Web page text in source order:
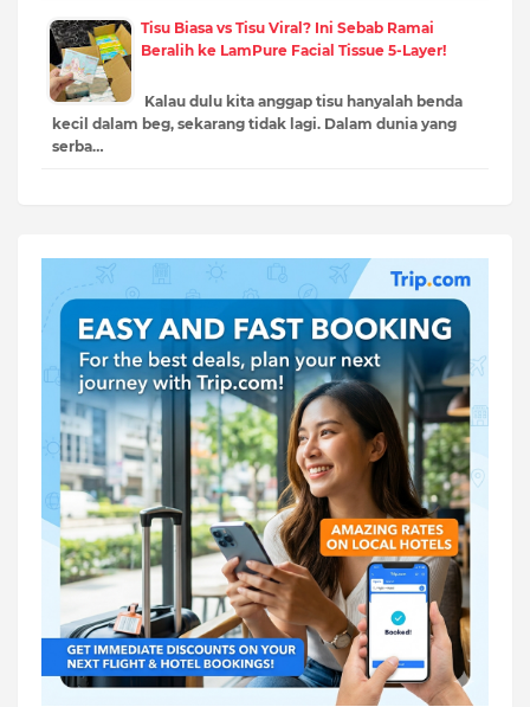
Tisu Biasa vs Tisu Viral? Ini Sebab Ramai
Beralih ke LamPure Facial Tissue 5-Layer!
Kalau dulu kita anggap tisu hanyalah benda
kecil dalam beg, sekarang tidak lagi. Dalam dunia yang
serba…